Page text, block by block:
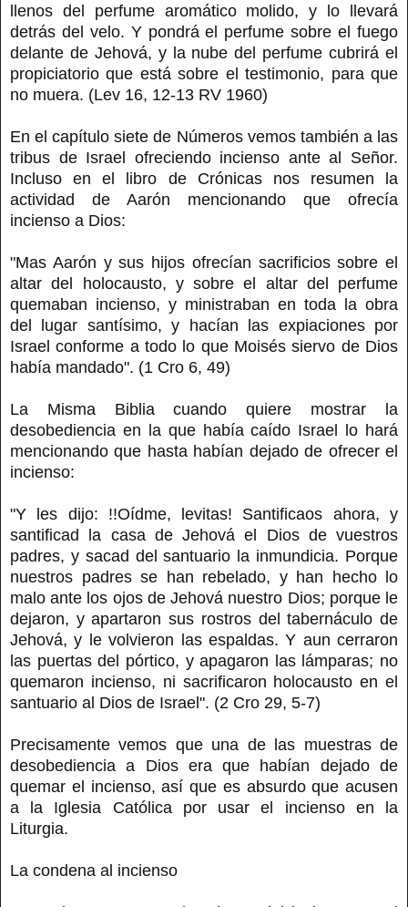
llenos del perfume aromático molido, y lo llevará
detrás del velo. Y pondrá el perfume sobre el fuego
delante de Jehová, y la nube del perfume cubrirá el
propiciatorio que está sobre el testimonio, para que
no muera. (Lev 16, 12-13 RV 1960)
En el capítulo siete de Números vemos también a las
tribus de Israel ofreciendo incienso ante al Señor.
Incluso en el libro de Crónicas nos resumen la
actividad de Aarón mencionando que ofrecía
incienso a Dios:
"Mas Aarón y sus hijos ofrecían sacrificios sobre el
altar del holocausto, y sobre el altar del perfume
quemaban incienso, y ministraban en toda la obra
del lugar santísimo, y hacían las expiaciones por
Israel conforme a todo lo que Moisés siervo de Dios
había mandado". (1 Cro 6, 49)
La Misma Biblia cuando quiere mostrar la
desobediencia en la que había caído Israel lo hará
mencionando que hasta habían dejado de ofrecer el
incienso:
"Y les dijo: !!Oídme, levitas! Santificaos ahora, y
santificad la casa de Jehová el Dios de vuestros
padres, y sacad del santuario la inmundicia. Porque
nuestros padres se han rebelado, y han hecho lo
malo ante los ojos de Jehová nuestro Dios; porque le
dejaron, y apartaron sus rostros del tabernáculo de
Jehová, y le volvieron las espaldas. Y aun cerraron
las puertas del pórtico, y apagaron las lámparas; no
quemaron incienso, ni sacrificaron holocausto en el
santuario al Dios de Israel". (2 Cro 29, 5-7)
Precisamente vemos que una de las muestras de
desobediencia a Dios era que habían dejado de
quemar el incienso, así que es absurdo que acusen
a la Iglesia Católica por usar el incienso en la
Liturgia.
La condena al incienso